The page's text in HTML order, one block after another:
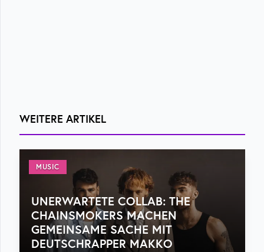
WEITERE ARTIKEL
MUSIC
UNERWARTETE COLLAB: THE
CHAINSMOKERS MACHEN
GEMEINSAME SACHE MIT
DEUTSCHRAPPER MAKKO